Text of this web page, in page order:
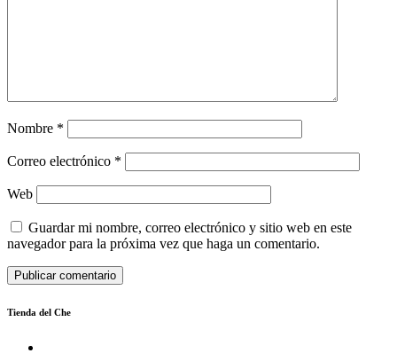
Nombre *
Correo electrónico *
Web
Guardar mi nombre, correo electrónico y sitio web en este
navegador para la próxima vez que haga un comentario.
Tienda del Che